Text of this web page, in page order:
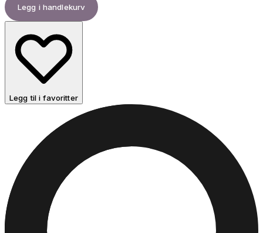
Legg i handlekurv
Legg til i favoritter